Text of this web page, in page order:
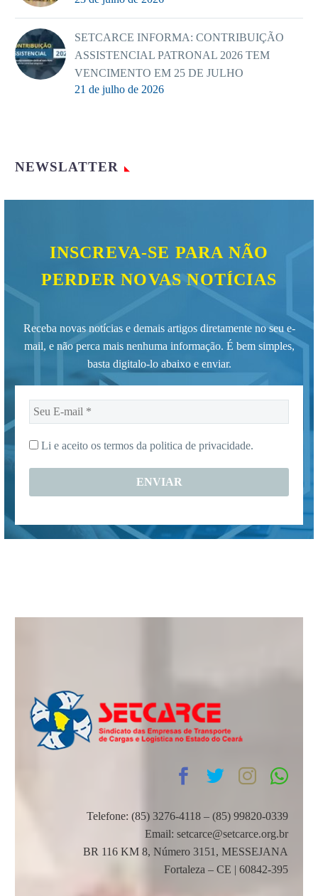
SETCARCE INFORMA: CONTRIBUIÇÃO
ASSISTENCIAL PATRONAL 2026 TEM
VENCIMENTO EM 25 DE JULHO
21 de julho de 2026
NEWSLATTER
INSCREVA-SE PARA NÃO
PERDER NOVAS NOTÍCIAS
Receba novas notícias e demais artigos diretamente no seu e-
mail, e não perca mais nenhuma informação. É bem simples,
basta digitalo-lo abaixo e enviar.
Seu
E-
mail
*
Li e aceito os termos da politica de privacidade.
Telefone: (85) 3276-4118 – (85) 99820-0339
Email: setcarce@setcarce.org.br
BR 116 KM 8, Número 3151, MESSEJANA
Fortaleza – CE | 60842-395